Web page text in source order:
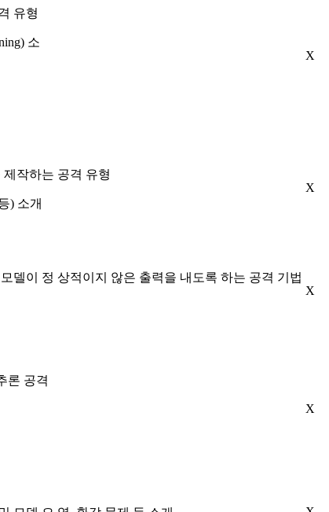
유형
소
X
작하는 공격 유형
) 소개
X
델이 정 상적이지 않은 출력을 내도록 하는 공격 기법
X
론 공격
X